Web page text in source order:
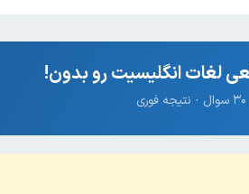
لغات انگلیسیت رو بدون!